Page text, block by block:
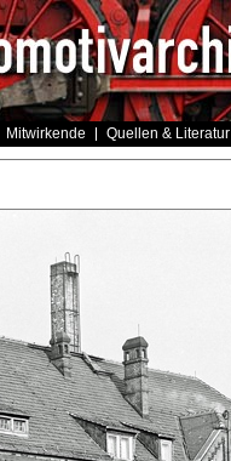
Mitwirkende Quellen & Literatur